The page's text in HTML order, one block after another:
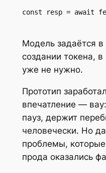
const resp = await
Модель задаётся в
создании токена,
уже не нужно.
Прототип
впечатление —
пауз, держит
человечески. Но
проблемы,
прода оказались